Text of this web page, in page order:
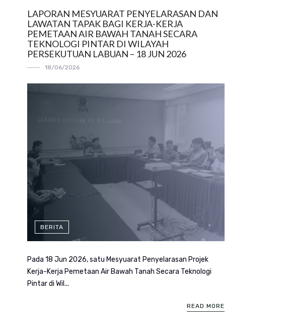
LAPORAN MESYUARAT PENYELARASAN DAN
LAWATAN TAPAK BAGI KERJA-KERJA
PEMETAAN AIR BAWAH TANAH SECARA
TEKNOLOGI PINTAR DI WILAYAH
PERSEKUTUAN LABUAN – 18 JUN 2026
18/06/2026
BERITA
Pada 18 Jun 2026, satu Mesyuarat Penyelarasan Projek
Kerja-Kerja Pemetaan Air Bawah Tanah Secara Teknologi
Pintar di Wil...
READ MORE